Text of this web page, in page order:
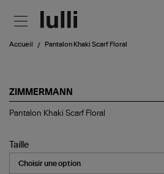
Accueil Pantalon Khaki Scarf Floral
ZIMMERMANN
Pantalon
Floral
Pantalon Khaki Scarf Floral
Taille